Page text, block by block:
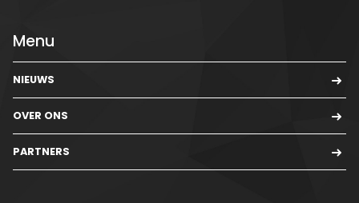
Menu
NIEUWS
OVER ONS
PARTNERS